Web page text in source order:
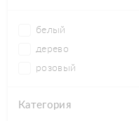
белый
дерево
розовый
Категория